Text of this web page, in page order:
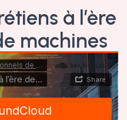
à l’ère
machines
2025